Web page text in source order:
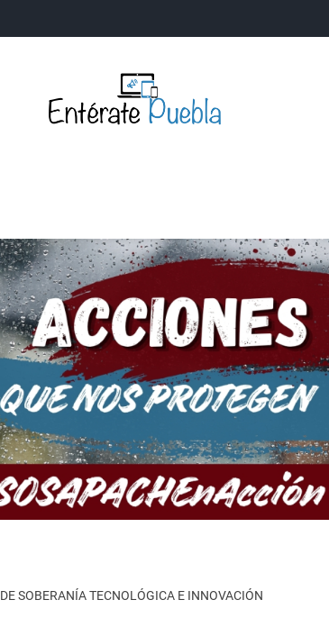
OPINIÓN SOCIEDAD ANUNCIOS
SOBERANÍA TECNOLÓGICA E INNOVACIÓN